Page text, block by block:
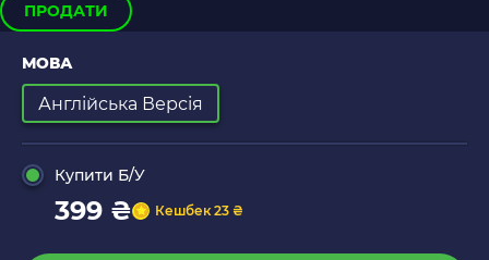
ПРОДАТИ
МОВА
Англійська Версія
Купити Б/У
399 ₴ Кешбек 23 ₴